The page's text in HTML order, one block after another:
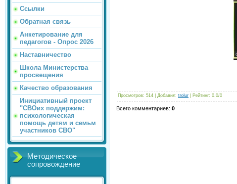
Ссылки
Обратная связь
Анкетирование для
педагогов - Опрос 2026
Наставничество
Школа Министерства
просвещения
Качество образования
Инициативный проект
"СВОих поддержим:
психологическая
помощь детям и семьм
участников СВО"
Методическое
сопровождение
Просмотров: 514 | Добавил: trolur Рейтинг: 0.0/0
Всего комментариев: 0